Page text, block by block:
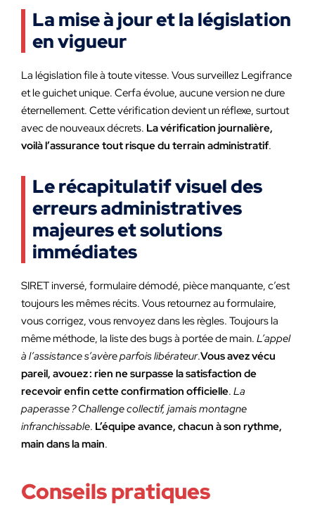
La mise à jour et la législation
en vigueur
La législation file à toute vitesse. Vous surveillez Legifrance
et le guichet unique. Cerfa évolue, aucune version ne dure
éternellement. Cette vérification devient un réflexe, surtout
avec de nouveaux décrets. La vérification journalière,
voilà l’assurance tout risque du terrain administratif.
Le récapitulatif visuel des
erreurs administratives
majeures et solutions
immédiates
SIRET inversé, formulaire démodé, pièce manquante, c’est
toujours les mêmes récits. Vous retournez au formulaire,
vous corrigez, vous renvoyez dans les règles. Toujours la
même méthode, la liste des bugs à portée de main. L’appel
à l’assistance s’avère parfois libérateur.Vous avez vécu
pareil, avouez : rien ne surpasse la satisfaction de
recevoir enfin cette confirmation officielle. La
paperasse ? Challenge collectif, jamais montagne
infranchissable. L’équipe avance, chacun à son rythme,
main dans la main.
Conseils pratiques